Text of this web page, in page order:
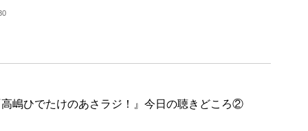
嶋ひでたけのあさラジ！』今日の聴きどころ②